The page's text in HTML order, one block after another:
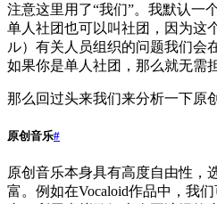
注意这里用了“我们”。我默认一
单人社团也可以叫社团，因为这
ル）有关人员组织的问题我们会
如果你是单人社团，那么就无需
那么回过头来我们来分析一下原
原创音乐#
原创音乐本身具有高度自由性，
富。例如在Vocaloid作品中，我